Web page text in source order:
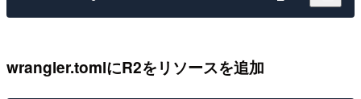
wrangler.tomlにR2をリソースを追加